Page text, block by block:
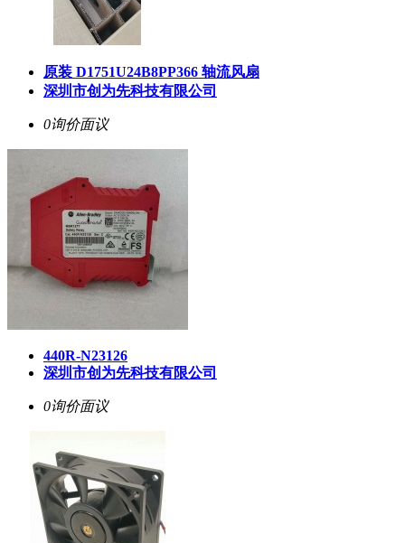
原装 D1751U24B8PP366 轴流风扇
深圳市创为先科技有限公司
0询价面议
440R-N23126
深圳市创为先科技有限公司
0询价面议